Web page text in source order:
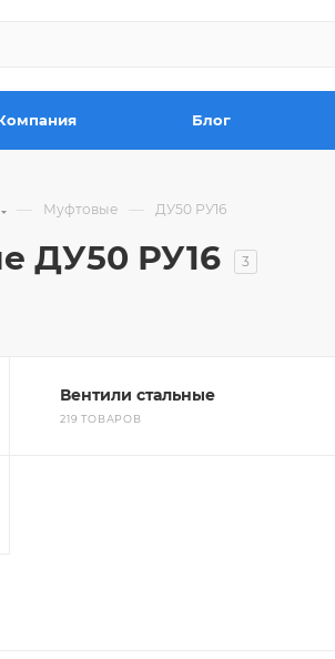
Блог
— Муфтовые — ДУ50 РУ16
ДУ50 РУ16 3
Вентили стальные
219 ТОВАРОВ